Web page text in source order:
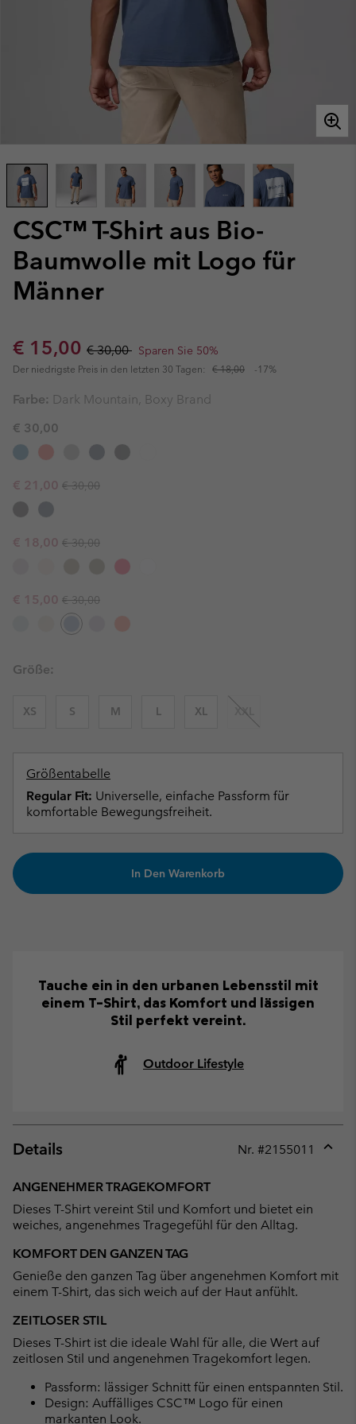
CSC™ T-Shirt aus Bio-
Baumwolle mit Logo für
Männer
Sale price:
€ 15,00 Regular price:
€ 30,00 Sparen Sie 50%
Der niedrigste Preis in den letzten 30 Tagen: € 18,00 -17%
Farbe: Dark Mountain, Boxy Brand
€ 30,00
Sale price:
€ 21,00 Regular price:
€ 30,00
Sale price:
€ 18,00 Regular price:
€ 30,00
Sale price:
€ 15,00 Regular price:
€ 30,00
Größe:
XS S M L XL XXL
Größentabelle
Regular Fit: Universelle, einfache Passform für
komfortable Bewegungsfreiheit.
In Den Warenkorb
Tauche ein in den urbanen Lebensstil mit
einem T-Shirt, das Komfort und lässigen
Stil perfekt vereint.
Outdoor Lifestyle
Details Nr. #2155011
ANGENEHMER TRAGEKOMFORT
Dieses T-Shirt vereint Stil und Komfort und bietet ein
weiches, angenehmes Tragegefühl für den Alltag.
KOMFORT DEN GANZEN TAG
Genieße den ganzen Tag über angenehmen Komfort mit
einem T-Shirt, das sich weich auf der Haut anfühlt.
ZEITLOSER STIL
Dieses T-Shirt ist die ideale Wahl für alle, die Wert auf
zeitlosen Stil und angenehmen Tragekomfort legen.
Passform: lässiger Schnitt für einen entspannten Stil.
Design: Auffälliges CSC™ Logo für einen
markanten Look.